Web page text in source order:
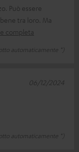
Può essere
tra loro. Ma
completa
automaticamente *)
automaticamente *)
06/12/2024